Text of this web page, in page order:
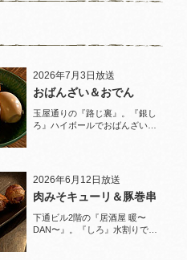
2026年7月3日放送
おばんざい＆おでん
玉屋通りの『路じ裏』。『銀し
ろ』ハイボールでおばんざいと
2026年6月12日放送
肉みそキューリ＆豚巻串
下通ビル2階の『居酒屋 暖〜
DAN〜』。『しろ』水割りで夏